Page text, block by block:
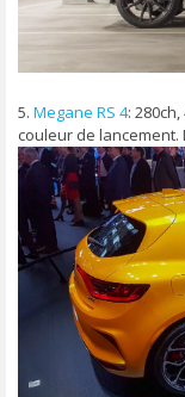
5. Megane RS 4:
couleur de lancement.